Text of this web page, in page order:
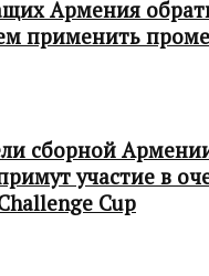
Армения
применить
сборной
участие в
Cup